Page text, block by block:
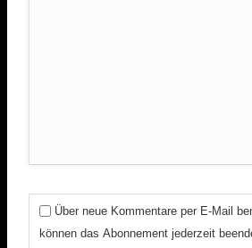
Über neue Kommentare per E-Mail
können das Abonnement jederzeit